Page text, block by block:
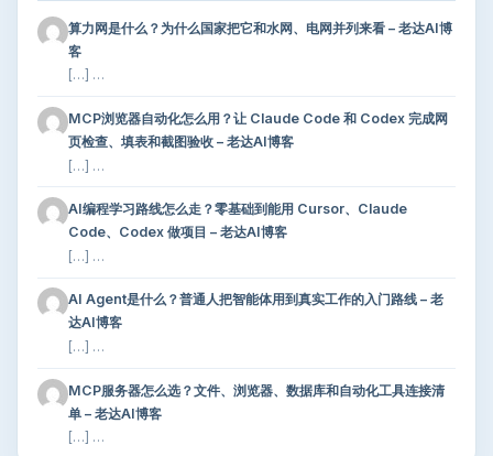
算力网是什么？为什么国家把它和水网、电网并列来看 – 老达AI博
客
[…] …
MCP浏览器自动化怎么用？让 Claude Code 和 Codex 完成网
页检查、填表和截图验收 – 老达AI博客
[…] …
AI编程学习路线怎么走？零基础到能用 Cursor、Claude
Code、Codex 做项目 – 老达AI博客
[…] …
AI Agent是什么？普通人把智能体用到真实工作的入门路线 – 老
达AI博客
[…] …
MCP服务器怎么选？文件、浏览器、数据库和自动化工具连接清
单 – 老达AI博客
[…] …